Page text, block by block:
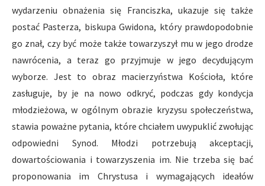
wydarzeniu obnażenia się Franciszka, ukazuje się także
postać Pasterza, biskupa Gwidona, który prawdopodobnie
go znał, czy być może także towarzyszył mu w jego drodze
nawrócenia, a teraz go przyjmuje w jego decydującym
wyborze. Jest to obraz macierzyństwa Kościoła, które
zasługuje, by je na nowo odkryć, podczas gdy kondycja
młodzieżowa, w ogólnym obrazie kryzysu społeczeństwa,
stawia poważne pytania, które chciałem uwypuklić zwołując
odpowiedni Synod. Młodzi potrzebują akceptacji,
dowartościowania i towarzyszenia im. Nie trzeba się bać
proponowania im Chrystusa i wymagających ideałów